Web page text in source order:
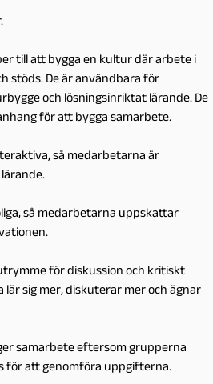
till att bygga en kultur där arbete i
stöds. De är användbara för
och lösningsinriktat lärande. De
för att bygga samarbete.
så medarbetarna är
så medarbetarna uppskattar
för diskussion och kritiskt
sig mer, diskuterar mer och ägnar
samarbete eftersom grupperna
för att genomföra uppgifterna.